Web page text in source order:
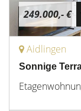
249.000,- €
Aidlingen
Sonnige